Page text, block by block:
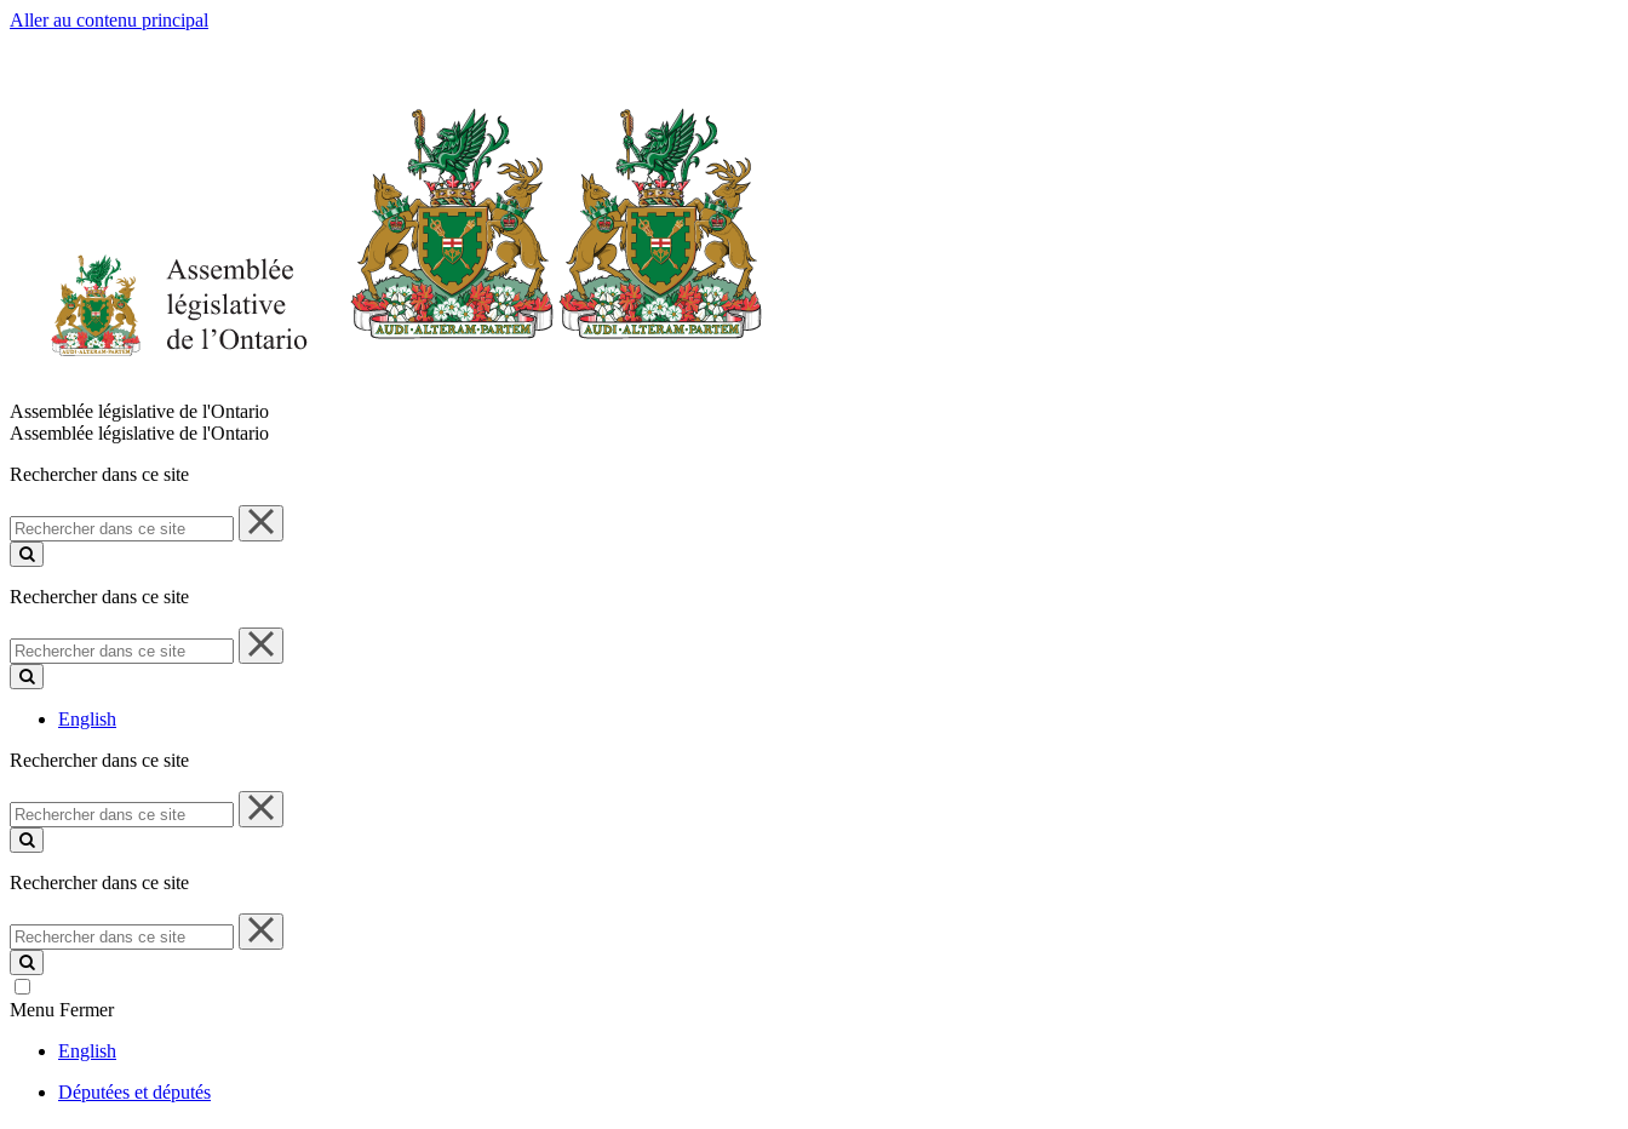
Aller au contenu principal
Assemblée législative de l'Ontario
Assemblée législative de l'Ontario
Rechercher dans ce site
Rechercher
dans
ce
Rechercher dans ce site
Rechercher
dans
ce
English
Rechercher dans ce site
Rechercher
dans
ce
Rechercher dans ce site
Rechercher
dans
ce
site
Menu Fermer
English
Députées et députés